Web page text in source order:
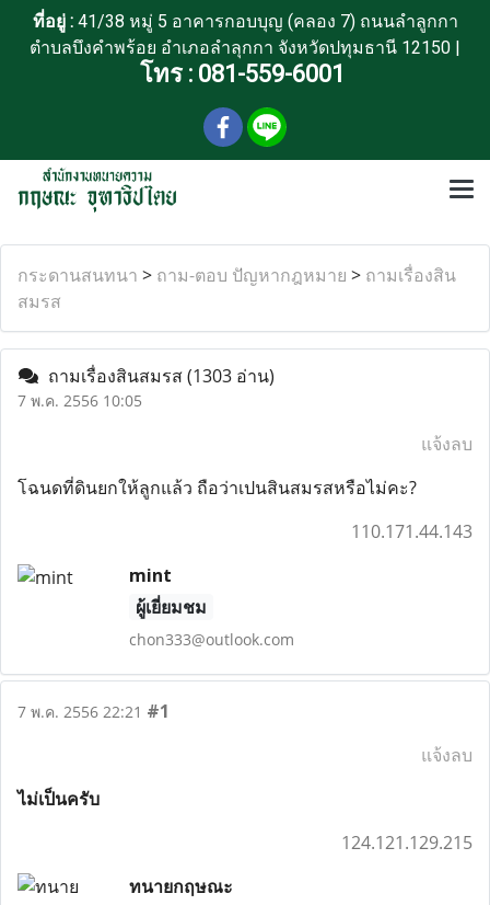
ที่อยู่ :41/38 หมู่ 5 อาคารกอบบุญ (คลอง 7) ถนนลำลูกกา
ตำบลบึงคำพร้อย อำเภอลำลุกกา จังหวัดปทุมธานี 12150 |
โทร : 081-559-6001
กระดานสนทนา > ถาม-ตอบ ปัญหากฎหมาย > ถามเรื่องสิน
สมรส
ถามเรื่องสินสมรส(1303 อ่าน)
7 พ.ค. 2556 10:05
แจ้งลบ
โฉนดที่ดินยกให้ลูกแล้ว ถือว่าเปนสินสมรสหรือไม่คะ?
110.171.44.143
mint
ผู้เยี่ยมชม
chon333@outlook.com
7 พ.ค. 2556 22:21 #1
แจ้งลบ
ไม่เป็นครับ
124.121.129.215
ทนายกฤษณะ